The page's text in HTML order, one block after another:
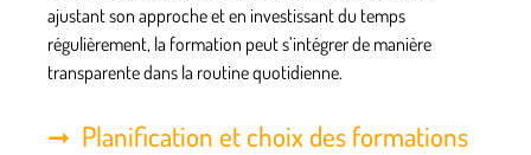
ajustant son approche et en investissant du temps
régulièrement, la formation peut s’intégrer de manière
transparente dans la routine quotidienne.
Planification et choix des formations